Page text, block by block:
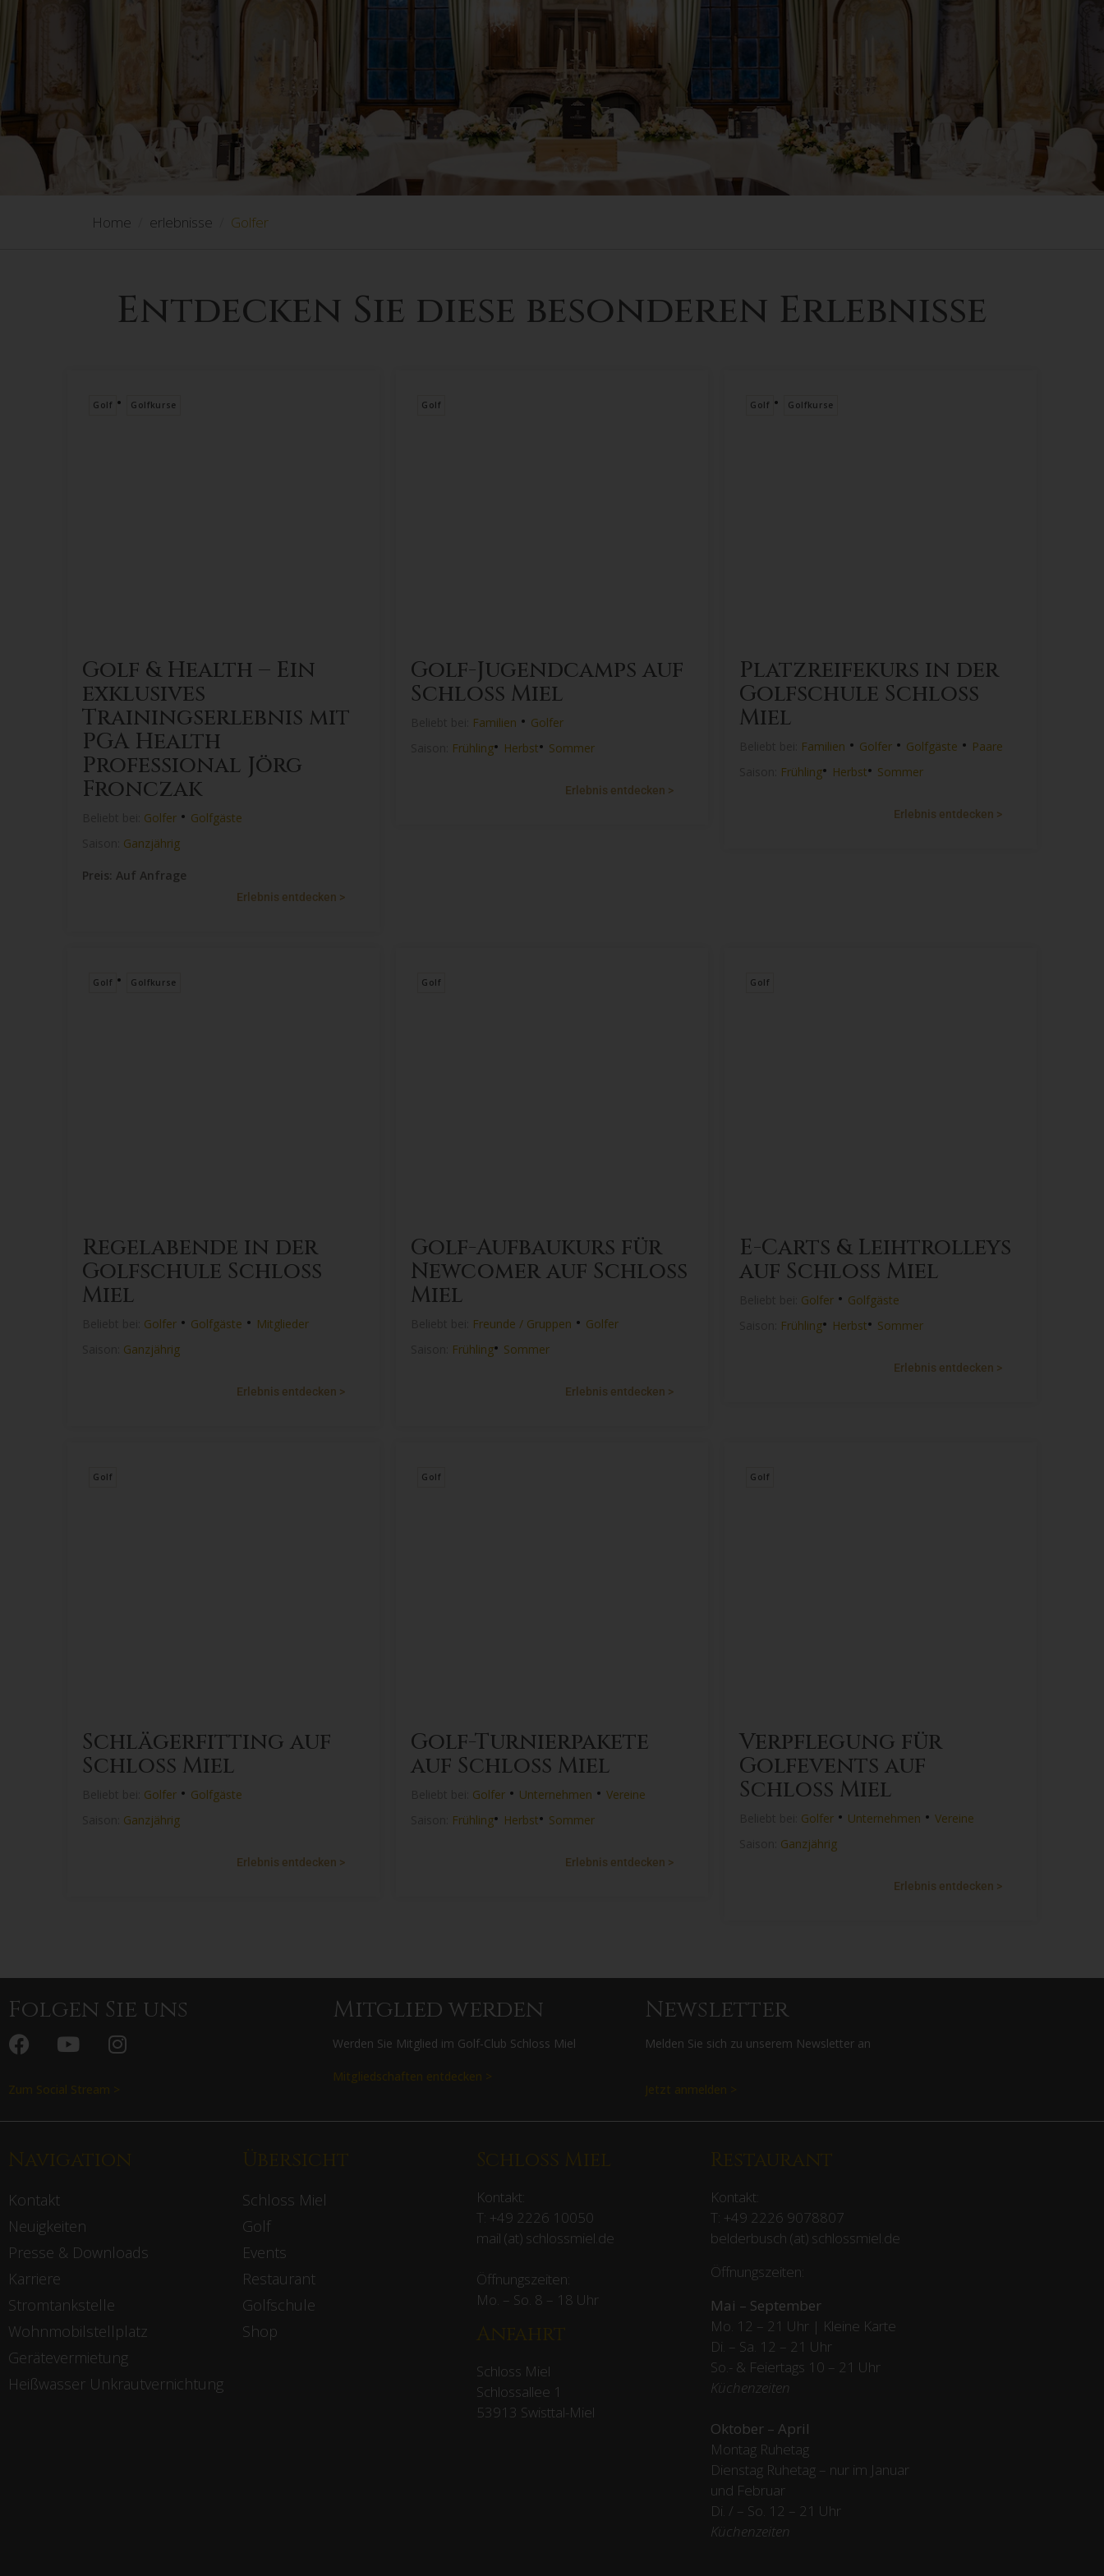
Home erlebnisse Golfer
Entdecken Sie diese besonderen Erlebnisse
Golf • Golfkurse
Golf & Health – Ein
exklusives
Trainingserlebnis mit
PGA Health
Professional Jörg
Fronczak
Golfer • Golfgäste
Ganzjährig
Preis: Auf Anfrage
Erlebnis entdecken >
Golf
Golf-Jugendcamps auf
Schloss Miel
Familien • Golfer
Frühling• Herbst• Sommer
Erlebnis entdecken >
Golf • Golfkurse
Platzreifekurs in der
Golfschule Schloss
Miel
Familien • Golfer • Golfgäste • Paare
Frühling• Herbst• Sommer
Erlebnis entdecken >
Golf • Golfkurse
Regelabende in der
Golfschule Schloss
Miel
Golfer • Golfgäste • Mitglieder
Ganzjährig
Erlebnis entdecken >
Golf
Golf-Aufbaukurs für
Newcomer auf Schloss
Miel
Freunde / Gruppen • Golfer
Frühling• Sommer
Erlebnis entdecken >
Golf
E-Carts & Leihtrolleys
auf Schloss Miel
Golfer • Golfgäste
Frühling• Herbst• Sommer
Erlebnis entdecken >
Golf
Schlägerfitting auf
Schloss Miel
Golfer • Golfgäste
Ganzjährig
Erlebnis entdecken >
Golf
Golf-Turnierpakete
auf Schloss Miel
Golfer • Unternehmen • Vereine
Frühling• Herbst• Sommer
Erlebnis entdecken >
Golf
Verpflegung für
Golfevents auf
Schloss Miel
Golfer • Unternehmen • Vereine
Ganzjährig
Erlebnis entdecken >
Folgen Sie uns
Zum Social Stream >
Mitglied werden
Werden Sie Mitglied im Golf-Club Schloss Miel
Mitgliedschaften entdecken >
Newsletter
Melden Sie sich zu unserem Newsletter an
Jetzt anmelden >
Navigation
Kontakt
Neuigkeiten
Presse & Downloads
Karriere
Stromtankstelle
Wohnmobilstellplatz
Gerätevermietung
Heißwasser Unkrautvernichtung
Übersicht
Schloss Miel
Golf
Events
Restaurant
Golfschule
Shop
Schloss Miel
Kontakt:
T: +49 2226 10050
mail (at) schlossmiel.de
Öffnungszeiten:
Mo. – So. 8 – 18 Uhr
Anfahrt
Schloss Miel
Schlossallee 1
53913 Swisttal-Miel
Restaurant
Kontakt:
T: +49 2226 9078807
belderbusch (at) schlossmiel.de
Öffnungszeiten:
Mai – September
Mo. 12 – 21 Uhr | Kleine Karte
Di. – Sa. 12 – 21 Uhr
So.- & Feiertags 10 – 21 Uhr
Küchenzeiten
Oktober – April
Montag Ruhetag
Dienstag Ruhetag – nur im Januar
und Februar
Di. / – So. 12 – 21 Uhr
Küchenzeiten